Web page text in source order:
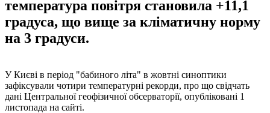
температура повітря становила +11,1
градуса, що вище за кліматичну норму
на 3 градуси.
У Києві в період "бабиного літа" в жовтні синоптики
зафіксували чотири температурні рекорди, про що свідчать
дані Центральної геофізичної обсерваторії, опубліковані 1
листопада на сайті.